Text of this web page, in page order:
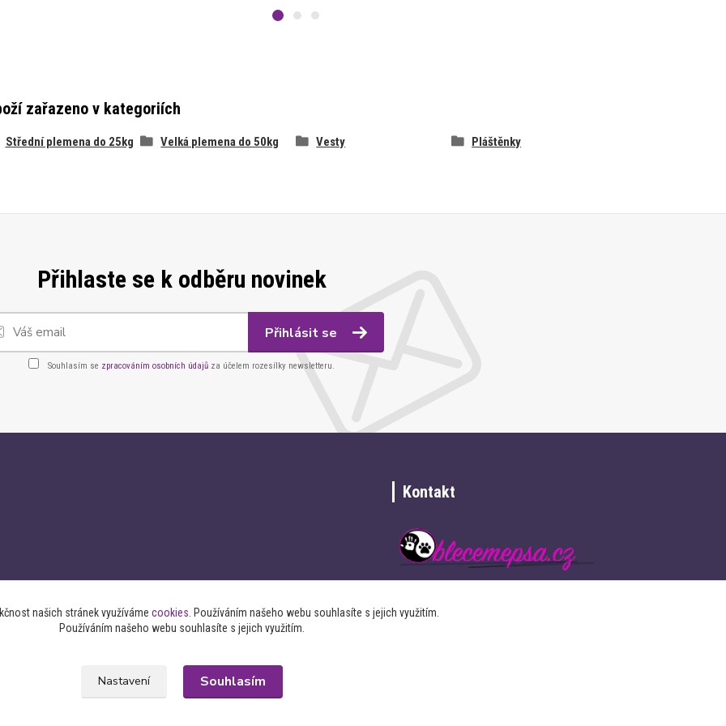
zařazeno v kategoriích
Střední plemena do 25kg Velká plemena do 50kg Vesty Pláštěnky
Přihlaste se k odběru novinek
Přihlásit se
Souhlasím se zpracováním osobních údajů za účelem rozesílky newsletteru.
Kontakt
našich stránek využíváme cookies . Používáním našeho webu souhlasíte s jejich využitím.
Používáním našeho webu souhlasíte s jejich využitím.
Nastavení Souhlasím